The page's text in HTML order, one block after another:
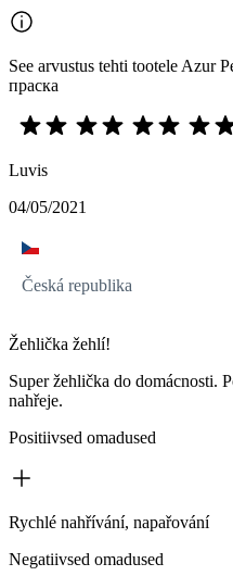
See arvustus tehti tootele Azur
праска
Luvis
04/05/2021
Česká republika
Žehlička žehlí!
Super žehlička do domácnosti.
nahřeje.
Positiivsed omadused
Rychlé nahřívání, napařování
Negatiivsed omadused